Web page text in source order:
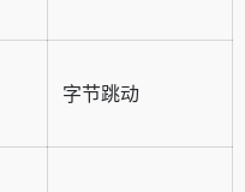
字节跳动